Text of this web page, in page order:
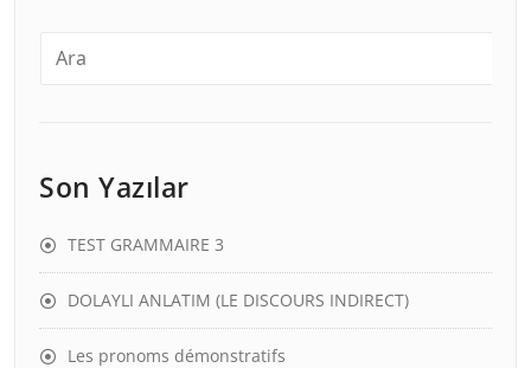
Son Yazılar
TEST GRAMMAIRE 3
DOLAYLI ANLATIM (LE DISCOURS INDIRECT)
Les pronoms démonstratifs